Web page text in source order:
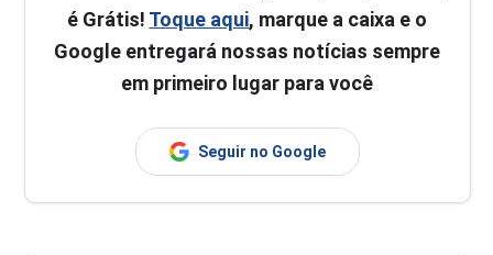
é Grátis! Toque aqui, marque a caixa e o
Google entregará nossas notícias sempre
em primeiro lugar para você
Seguir no Google